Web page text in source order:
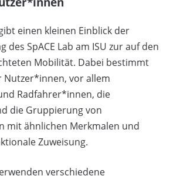
einen kleinen Einblick der
des SpACE Lab am ISU zur auf den
Mobilität. Dabei bestimmt
Nutzer*innen, vor allem
Radfahrer*innen, die
die Gruppierung von
mit ähnlichen Merkmalen und
Zuweisung.
verschiedene